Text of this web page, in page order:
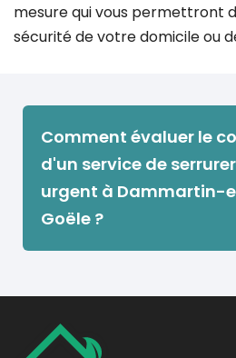
mesure qui vous permettront
sécurité de votre domicile ou
Comment évaluer le
d'un service de
urgent à Dammartin-
Goële ?